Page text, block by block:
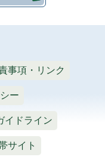
事項・リンク
ー
イドライン
サイト